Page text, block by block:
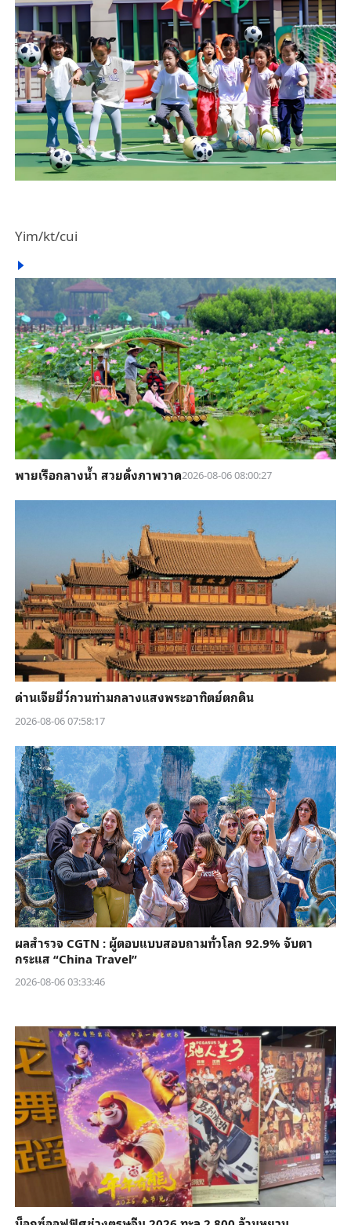
Yim/kt/cui
พายเรือกลางน้ำ สวยดั่งภาพวาด2026-08-06 08:00:27
ด่านเจียยี่ว์กวนท่ามกลางแสงพระอาทิตย์ตกดิน
2026-08-06 07:58:17
ผลสำรวจ CGTN : ผู้ตอบแบบสอบถามทั่วโลก 92.9% จับตา
กระแส “China Travel”
2026-08-06 03:33:46